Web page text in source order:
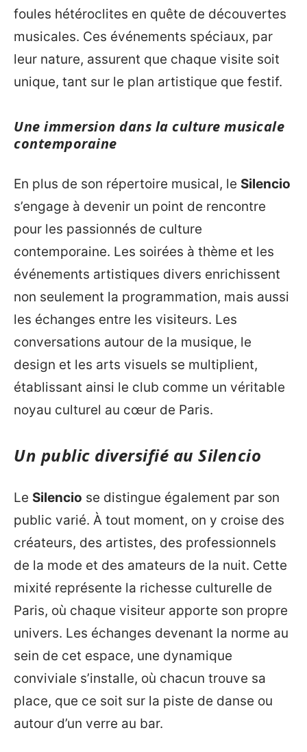
foules hétéroclites en quête de découvertes
musicales. Ces événements spéciaux, par
leur nature, assurent que chaque visite soit
unique, tant sur le plan artistique que festif.
Une immersion dans la culture musicale
contemporaine
En plus de son répertoire musical, le Silencio
s’engage à devenir un point de rencontre
pour les passionnés de culture
contemporaine. Les soirées à thème et les
événements artistiques divers enrichissent
non seulement la programmation, mais aussi
les échanges entre les visiteurs. Les
conversations autour de la musique, le
design et les arts visuels se multiplient,
établissant ainsi le club comme un véritable
noyau culturel au cœur de Paris.
Un public diversifié au Silencio
Le Silencio se distingue également par son
public varié. À tout moment, on y croise des
créateurs, des artistes, des professionnels
de la mode et des amateurs de la nuit. Cette
mixité représente la richesse culturelle de
Paris, où chaque visiteur apporte son propre
univers. Les échanges devenant la norme au
sein de cet espace, une dynamique
conviviale s’installe, où chacun trouve sa
place, que ce soit sur la piste de danse ou
autour d’un verre au bar.